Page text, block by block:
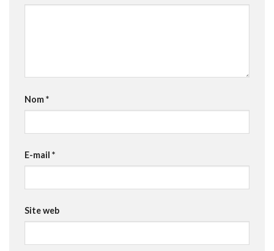
Nom*
E-mail *
Site web